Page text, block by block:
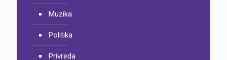
Muzika
Politika
Privreda